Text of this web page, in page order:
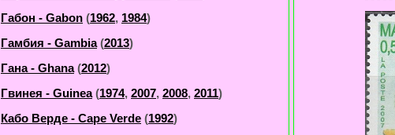
Габон - Gabon (1962, 1984)
Гамбия - Gambia(2013)
Гана - Ghana(2012)
Гвинея - Guinea(1974, 2007, 2008, 2011)
Кабо Верде - Cape Verde (1992)